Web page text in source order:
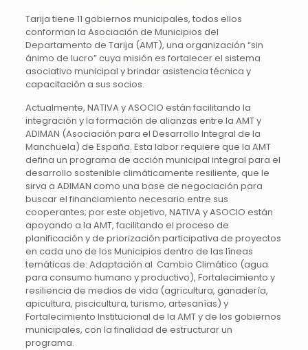
Tarija tiene 11 gobiernos municipales, todos ellos
conforman la Asociación de Municipios del
Departamento de Tarija (AMT), una organización “sin
ánimo de lucro” cuya misión es fortalecer el sistema
asociativo municipal y brindar asistencia técnica y
capacitación a sus socios.
Actualmente, NATIVA y ASOCIO están facilitando la
integración y la formación de alianzas entre la AMT y
ADIMAN (Asociación para el Desarrollo Integral de la
Manchuela) de España. Esta labor requiere que la AMT
defina un programa de acción municipal integral para el
desarrollo sostenible climáticamente resiliente, que le
sirva a ADIMAN como una base de negociación para
buscar el financiamiento necesario entre sus
cooperantes; por este objetivo, NATIVA y ASOCIO están
apoyando a la AMT, facilitando el proceso de
planificación y de priorización participativa de proyectos
en cada uno de los Municipios dentro de las líneas
temáticas de: Adaptación al Cambio Climático (agua
para consumo humano y productivo), Fortalecimiento y
resiliencia de medios de vida (agricultura, ganadería,
apicultura, piscicultura, turismo, artesanías) y
Fortalecimiento Institucional de la AMT y de los gobiernos
municipales, con la finalidad de estructurar un
programa.